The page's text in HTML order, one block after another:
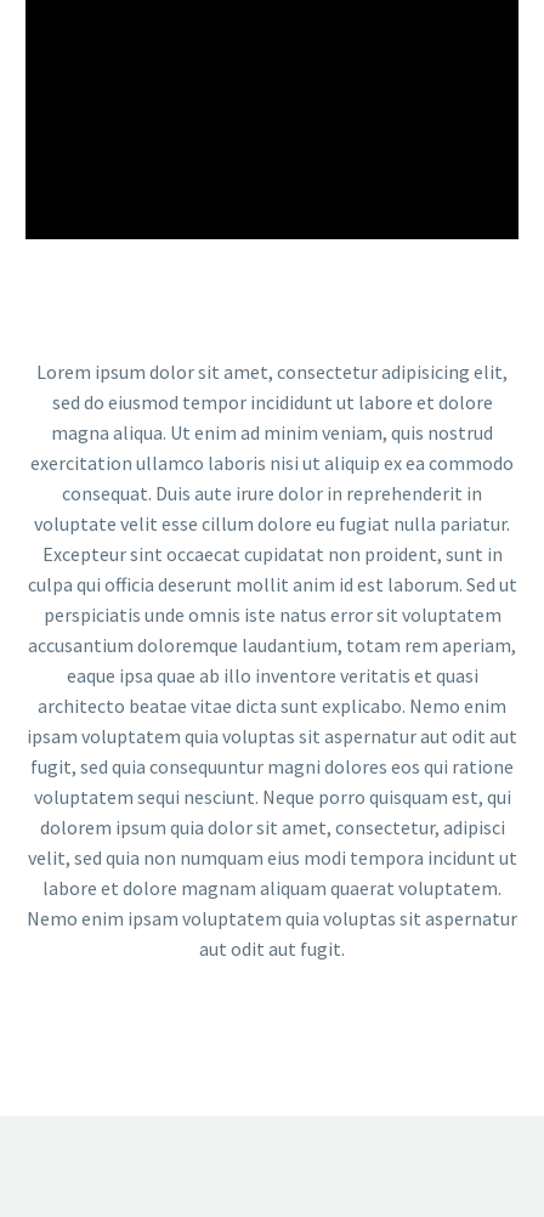
Lorem ipsum dolor sit amet, consectetur adipisicing elit,
sed do eiusmod tempor incididunt ut labore et dolore
magna aliqua. Ut enim ad minim veniam, quis nostrud
exercitation ullamco laboris nisi ut aliquip ex ea commodo
consequat. Duis aute irure dolor in reprehenderit in
voluptate velit esse cillum dolore eu fugiat nulla pariatur.
Excepteur sint occaecat cupidatat non proident, sunt in
culpa qui officia deserunt mollit anim id est laborum. Sed ut
perspiciatis unde omnis iste natus error sit voluptatem
accusantium doloremque laudantium, totam rem aperiam,
eaque ipsa quae ab illo inventore veritatis et quasi
architecto beatae vitae dicta sunt explicabo. Nemo enim
ipsam voluptatem quia voluptas sit aspernatur aut odit aut
fugit, sed quia consequuntur magni dolores eos qui ratione
voluptatem sequi nesciunt. Neque porro quisquam est, qui
dolorem ipsum quia dolor sit amet, consectetur, adipisci
velit, sed quia non numquam eius modi tempora incidunt ut
labore et dolore magnam aliquam quaerat voluptatem.
Nemo enim ipsam voluptatem quia voluptas sit aspernatur
aut odit aut fugit.